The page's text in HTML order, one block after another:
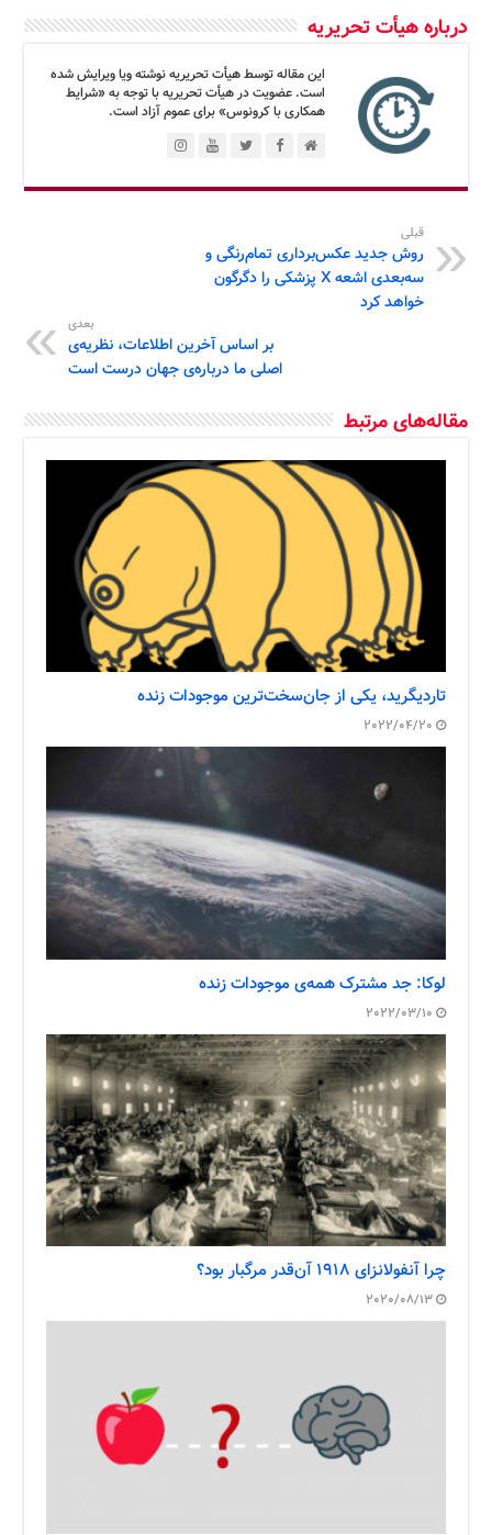
درباره هیأت تحریریه
این مقاله توسط هیأت تحریریه نوشته ویا ویرایش شده
است. عضویت در هیأت تحریریه با توجه به «شرایط
همکاری با کرونوس» برای عموم آزاد است.
قبلی
روش جدید عکس‌برداری تمام‌رنگی و
سه‌بعدی اشعه X پزشکی را دگرگون
خواهد کرد
بعدی
بر اساس آخرین اطلاعات، نظریه‌ی
اصلی ما درباره‌ی جهان درست است
مقاله‌های مرتبط
تاردیگرید، یکی از جان‌سخت‌ترین موجودات زنده
2022/04/20
لوکا: جد مشترک همه‌ی موجودات زنده
2022/03/10
چرا آنفولانزای ۱۹۱۸ آن‌قدر مرگبار بود؟
2020/08/13